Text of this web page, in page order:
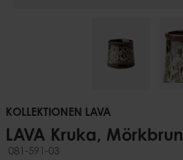
KOLLEKTIONEN LAVA
LAVA Kruka, Mörkbrun
081-591-03